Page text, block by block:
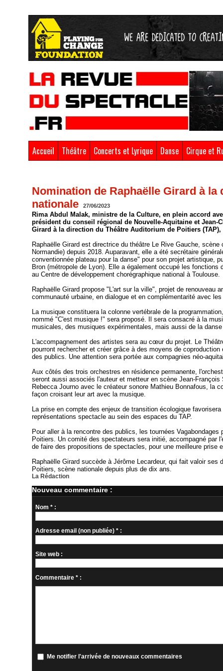
Accueil Théâtre Concerts et Lyrique Danse Cirque et
Nomination de Raphaëlle Girard à
nationale
27/06/2023
Rima Abdul Malak, ministre de la Culture, en plein accord
président du conseil régional de Nouvelle-Aquitaine et
Girard à la direction du Théâtre Auditorium de Poitiers
Raphaëlle Girard est directrice du théâtre Le Rive Gauche,
Normandie) depuis 2018. Auparavant, elle a été secrétaire
conventionnée plateau pour la danse" pour son projet artistique,
Bron (métropole de Lyon). Elle a également occupé les
au Centre de développement chorégraphique national à Toulouse.
Raphaëlle Girard propose "L'art sur la ville", projet de renouveau
communauté urbaine, en dialogue et en complémentarité avec
La musique constituera la colonne vertébrale de la
nommé "C'est musique !" sera proposé. Il sera consacré à la
musicales, des musiques expérimentales, mais aussi de la
L'accompagnement des artistes sera au cœur du projet. Le
pourront rechercher et créer grâce à des moyens de
des publics. Une attention sera portée aux compagnies néo-
Aux côtés des trois orchestres en résidence permanente,
seront aussi associés l'auteur et metteur en scène Jean-
Rebecca Journo avec le créateur sonore Mathieu Bonnafous, la
façon croisant leur art avec la musique.
La prise en compte des enjeux de transition écologique
représentations spectacle au sein des espaces du TAP.
Pour aller à la rencontre des publics, les tournées
Poitiers. Un comité des spectateurs sera initié, accompagné par
de faire des propositions de spectacles, pour une meilleure prise
Raphaëlle Girard succède à Jérôme Lecardeur, qui fait valoir
Poitiers, scène nationale depuis plus de dix ans.
La Rédaction
Nouveau commentaire :
Nom * :
Adresse email (non publiée) * :
Site web :
Commentaire * :
Me notifier l'arrivée de nouveaux commentaires